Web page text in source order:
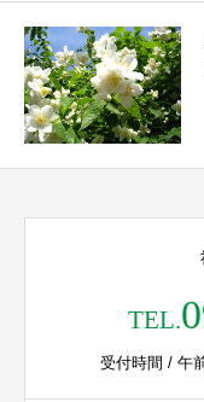
TEL.
受付時間 / 午